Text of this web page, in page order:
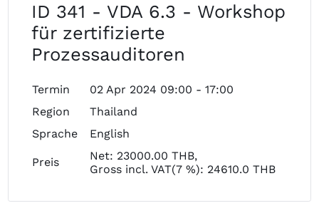
ID 341 - VDA 6.3 - Workshop
für zertifizierte
Prozessauditoren
Termin
02 Apr 2024 09:00 - 17:00
Region
Thailand
Sprache
English
Preis
Net: 23000.00 THB,
Gross incl. VAT(7 %): 24610.0 THB